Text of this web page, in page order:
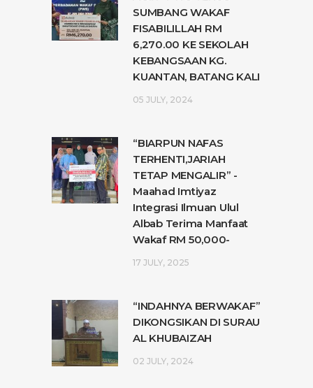
SUMBANG WAKAF
FISABILILLAH RM
6,270.00 KE SEKOLAH
KEBANGSAAN KG.
KUANTAN, BATANG KALI
05 JULY, 2024
“BIARPUN NAFAS
TERHENTI,JARIAH
TETAP MENGALIR” -
Maahad Imtiyaz
Integrasi Ilmuan Ulul
Albab Terima Manfaat
Wakaf RM 50,000-
17 JULY, 2025
“INDAHNYA BERWAKAF”
DIKONGSIKAN DI SURAU
AL KHUBAIZAH
02 JULY, 2024